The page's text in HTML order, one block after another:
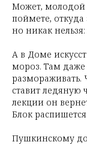
Может, молодой
поймете, откуда
но никак нельзя:
А в Доме
мороз. Там
размораживать.
ставит ледяную
лекции он
Блок
Пушкинскому